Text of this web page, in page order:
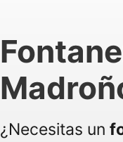
¿Necesitas un